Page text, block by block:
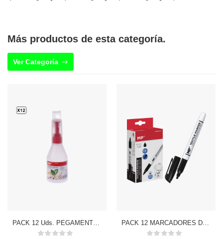
Más productos de esta categoría.
Ver Categoría
PACK 12 Uds. PEGAMENTO UNIVERSAL 100 g PACK 12 MARCADORES DE TEXTIL NEGRO